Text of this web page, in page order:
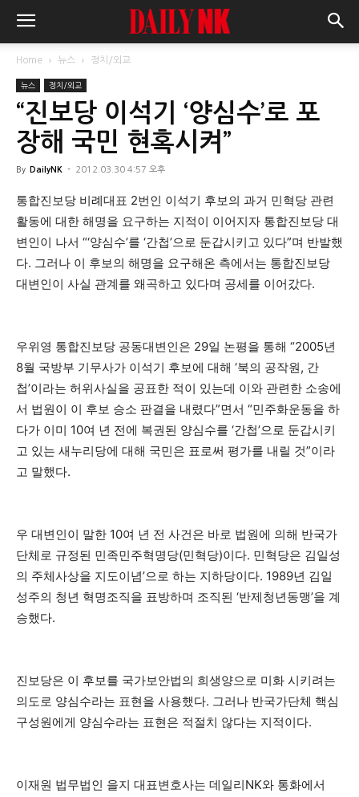
Home 뉴스 정치/외교
뉴스 정치/외교
“진보당 이석기 ‘양심수’로 포
장해 국민 현혹시켜”
By DailyNK - 2012.03.30 4:57 오후
통합진보당 비례대표 2번인 이석기 후보의 과거 민혁당 관련
활동에 대한 해명을 요구하는 지적이 이어지자 통합진보당 대
변인이 나서 “‘양심수’를 ‘간첩’으로 둔갑시키고 있다”며 반발했
다. 그러나 이 후보의 해명을 요구해온 측에서는 통합진보당
대변인이 사실 관계를 왜곡하고 있다며 공세를 이어갔다.
우위영 통합진보당 공동대변인은 29일 논평을 통해 “2005년
8월 국방부 기무사가 이석기 후보에 대해 ‘북의 공작원, 간
첩’이라는 허위사실을 공표한 적이 있는데 이와 관련한 소송에
서 법원이 이 후보 승소 판결을 내렸다”면서 “민주화운동을 하
다가 이미 10여 년 전에 복권된 양심수를 ‘간첩’으로 둔갑시키
고 있는 새누리당에 대해 국민은 표로써 평가를 내릴 것”이라
고 말했다.
우 대변인이 말한 10여 년 전 사건은 바로 법원에 의해 반국가
단체로 규정된 민족민주혁명당(민혁당)이다. 민혁당은 김일성
의 주체사상을 지도이념’으로 하는 지하당이다. 1989년 김일
성주의 청년 혁명조직을 표방하며 조직된 ‘반제청년동맹’을 계
승했다.
진보당은 이 후보를 국가보안법의 희생양으로 미화 시키려는
의도로 양심수라는 표현을 사용했다. 그러나 반국가단체 핵심
구성원에게 양심수라는 표현은 적절치 않다는 지적이다.
이재원 법무법인 을지 대표변호사는 데일리NK와 통화에서